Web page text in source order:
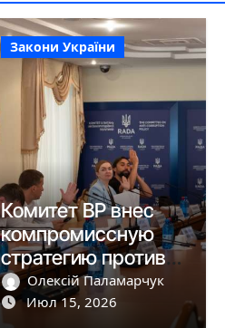
Закони України
Комитет ВР внес
компромиссную
стратегию против
коррупции за 400
млн евро
Олексій Паламарчук
Июл 15, 2026